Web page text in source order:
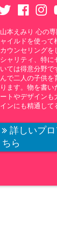
山本えみり 心の
ャイルドを使って
カウンセリングを
シャリティ、特に
いては得意分野で
んで二人の子供を
ります。物を書い
ートやデザインも
インにも精通して
詳しいプ
ちら